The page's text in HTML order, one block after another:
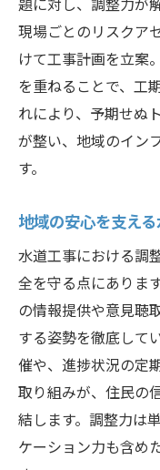
徴
信頼でき
調整力に
工事店選
筑西市指
水道課と連携
水道工事
法
連携体制
水道課と
緊急時の
調整力ア
筑西市水
現場ごとのリスクア
けて工事計画を立案
を重ねることで、工
れにより、予期せぬ
が整い、地域のイン
す。
地域の安心を支え
水道工事における調
全を守る点にありま
の情報提供や意見聴
する姿勢を徹底して
催や、進捗状況の定
取り組みが、住民の
結します。調整力は
ケーション力も含め